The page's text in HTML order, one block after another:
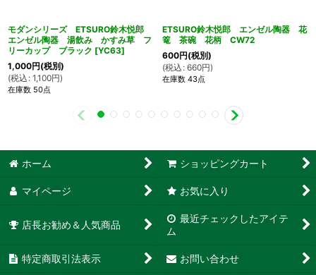
モダンシリーズ ETSURO鈴木悦郎
エンゼル陶器 湯飲み かすみ草 フ
リーカップ ブラック [YC63]
1,000円(税別)
(税込 : 1,100円)
在庫数 50点
ETSURO鈴木悦郎 エンゼル陶器 花
篭 茶碗 花柄 CW72
600円(税別)
(税込 : 660円)
在庫数 43点
ホーム ショッピングカート
マイページ お気に入り
店長お勧め＆人気商品
最近チェックしたアイテ
ム
特定商取引法表示 お問い合わせ